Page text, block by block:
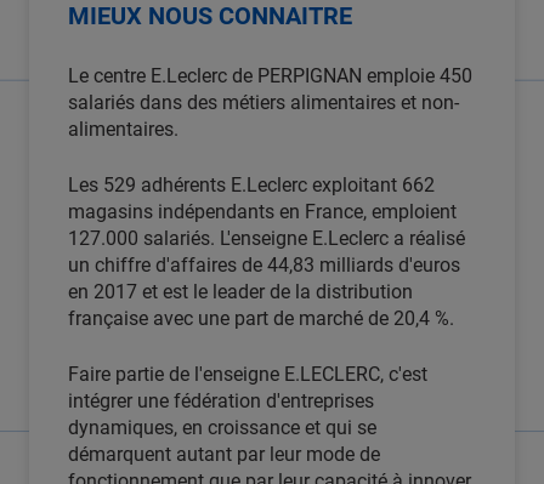
MIEUX NOUS CONNAITRE
Le centre E.Leclerc de PERPIGNAN emploie 450
salariés dans des métiers alimentaires et non-
alimentaires.
Les 529 adhérents E.Leclerc exploitant 662
magasins indépendants en France, emploient
127.000 salariés. L'enseigne E.Leclerc a réalisé
un chiffre d'affaires de 44,83 milliards d'euros
en 2017 et est le leader de la distribution
française avec une part de marché de 20,4 %.
Faire partie de l'enseigne E.LECLERC, c'est
intégrer une fédération d'entreprises
dynamiques, en croissance et qui se
démarquent autant par leur mode de